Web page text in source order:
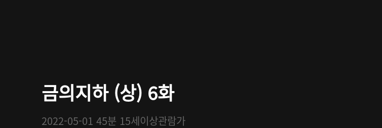
금의지하 (상) 6화
2022-05-01 45분 15세이상관람가